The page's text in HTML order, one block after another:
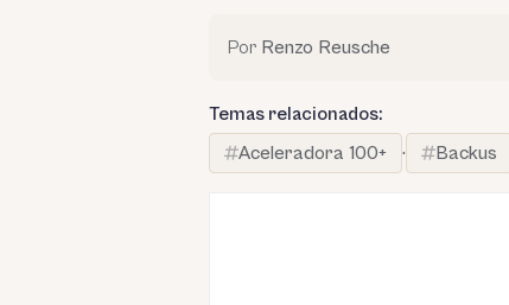
Por Renzo Reusche
Temas relacionados:
Aceleradora 100+
· Backus